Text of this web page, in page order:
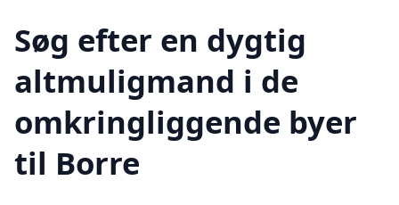
Søg efter en dygtig
altmuligmand i de
omkringliggende byer
til Borre